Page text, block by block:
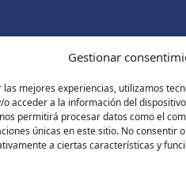
Gestionar
las mejores experiencias, utilizamos
acceder a la información del
permitirá procesar datos como el
únicas en este sitio. No consentir
a ciertas características y
Contáctanos